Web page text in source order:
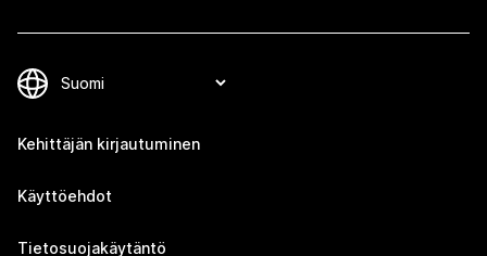
Kehittäjän kirjautuminen
Käyttöehdot
Tietosuojakäytäntö